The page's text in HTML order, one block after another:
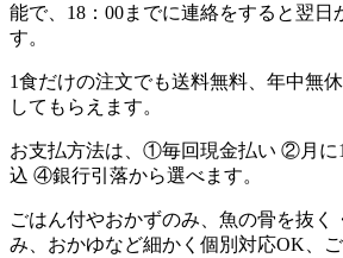
能で、18：00までに連絡をすると翌日
す。
1食だけの注文でも送料無料、年中無
してもらえます。
お支払方法は、①毎回現金払い ②月に
込 ④銀行引落から選べます。
ごはん付やおかずのみ、魚の骨を抜く
み、おかゆなど細かく個別対応OK、